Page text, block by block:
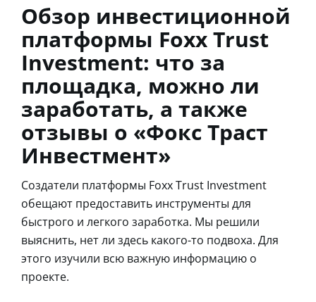
Обзор инвестиционной
платформы Foxx Trust
Investment: что за
площадка, можно ли
заработать, а также
отзывы о «Фокс Траст
Инвестмент»
Создатели платформы Foxx Trust Investment
обещают предоставить инструменты для
быстрого и легкого заработка. Мы решили
выяснить, нет ли здесь какого-то подвоха. Для
этого изучили всю важную информацию о
проекте.